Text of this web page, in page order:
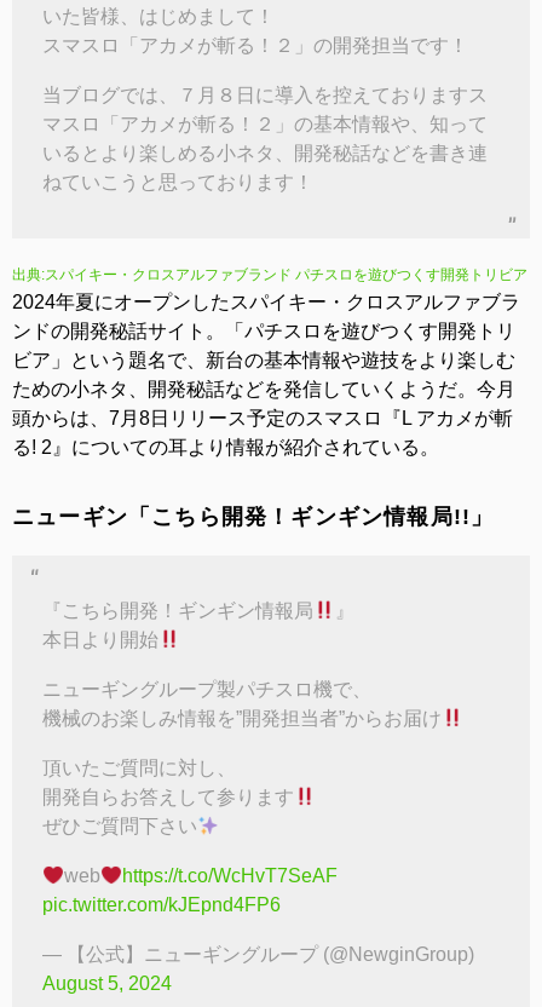
いた皆様、はじめまして！
スマスロ「アカメが斬る！２」の開発担当です！
当ブログでは、７月８日に導入を控えておりますス
マスロ「アカメが斬る！２」の基本情報や、知って
いるとより楽しめる小ネタ、開発秘話などを書き連
ねていこうと思っております！
出典:スパイキー・クロスアルファブランド パチスロを遊びつくす開発トリビア
2024年夏にオープンしたスパイキー・クロスアルファブラ
ンドの開発秘話サイト。「パチスロを遊びつくす開発トリ
ビア」という題名で、新台の基本情報や遊技をより楽しむ
ための小ネタ、開発秘話などを発信していくようだ。今月
頭からは、7月8日リリース予定のスマスロ『L アカメが斬
る! 2』についての耳より情報が紹介されている。
ニューギン「こちら開発！ギンギン情報局!!」
『こちら開発！ギンギン情報局
』
本日より開始
ニューギングループ製パチスロ機で、
機械のお楽しみ情報を”開発担当者”からお届け
頂いたご質問に対し、
開発自らお答えして参ります
ぜひご質問下さい
‍web
https://t.co/WcHvT7SeAF
pic.twitter.com/kJEpnd4FP6
— 【公式】ニューギングループ (@NewginGroup)
August 5, 2024